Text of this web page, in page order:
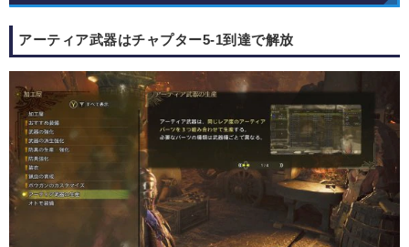
アーティア武器はチャプター5-1到達で解放